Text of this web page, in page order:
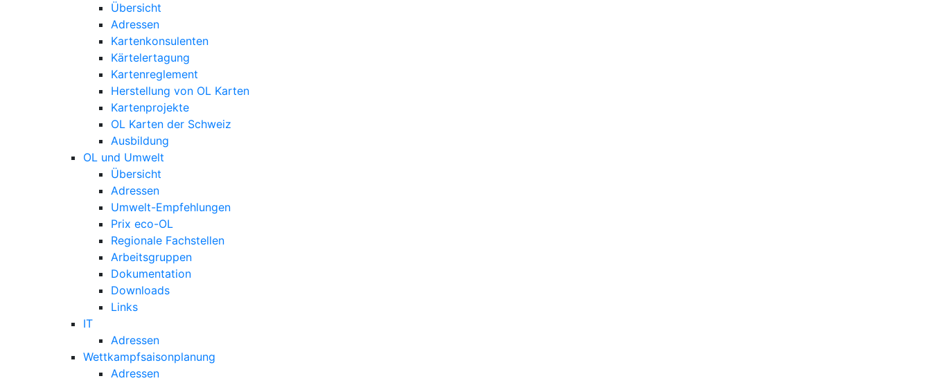
Übersicht
Adressen
Kartenkonsulenten
Kärtelertagung
Kartenreglement
Herstellung von OL Karten
Kartenprojekte
OL Karten der Schweiz
Ausbildung
OL und Umwelt
Übersicht
Adressen
Umwelt-Empfehlungen
Prix eco-OL
Regionale Fachstellen
Arbeitsgruppen
Dokumentation
Downloads
Links
IT
Adressen
Wettkampfsaisonplanung
Adressen